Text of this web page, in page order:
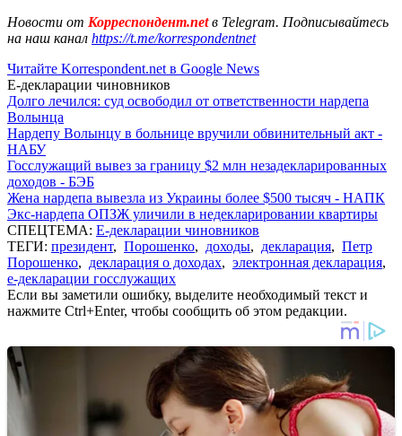
Новости от Корреспондент.netв Telegram. Подписывайтесь
на наш канал https://t.me/korrespondentnet
Читайте Korrespondent.net в Google News
Е-декларации чиновников
Долго лечился: суд освободил от ответственности нардепа
Волынца
Нардепу Волынцу в больнице вручили обвинительный акт -
НАБУ
Госслужащий вывез за границу $2 млн незадекларированных
доходов - БЭБ
Жена нардепа вывезла из Украины более $500 тысяч - НАПК
Экс-нардепа ОПЗЖ уличили в недекларировании квартиры
СПЕЦТЕМА: Е-декларации чиновников
ТЕГИ: президент, Порошенко, доходы, декларация, Петр
Порошенко, декларация о доходах, электронная декларация,
е-декларации госслужащих
Если вы заметили ошибку, выделите необходимый текст и
нажмите Ctrl+Enter, чтобы сообщить об этом редакции.